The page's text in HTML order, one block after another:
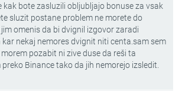
kak bote zasluzili obljubljajo bonuse za vsak
sluzit postane problem ne morete do
omenis da bi dvignil izgovor zaradi
nekaj nemores dvignit niti centa.sam sem
pozabit ni zive duse da reši ta
Binance tako da jih nemorejo izsledit.